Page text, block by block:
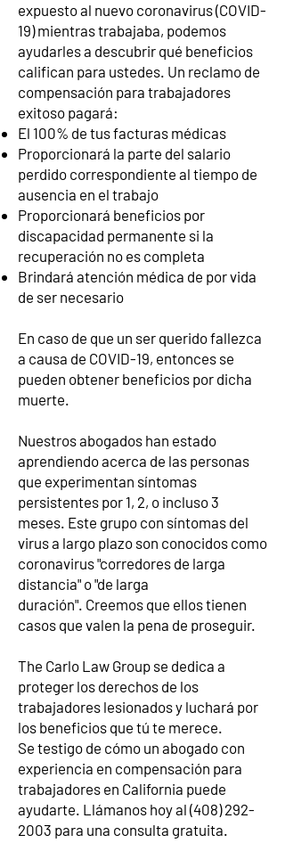
expuesto al nuevo coronavirus (COVID-
19) mientras trabajaba, podemos
ayudarles a descubrir qué beneficios
califican para ustedes. Un reclamo de
compensación para trabajadores
exitoso pagará:
El 100% de tus facturas médicas
Proporcionará la parte del salario
perdido correspondiente al tiempo de
ausencia en el trabajo
Proporcionará beneficios por
discapacidad permanente si la
recuperación no es completa
Brindará atención médica de por vida
de ser necesario
En caso de que un ser querido fallezca
a causa de COVID-19, entonces se
pueden obtener beneficios por dicha
muerte.
Nuestros abogados han estado
aprendiendo acerca de las personas
que experimentan síntomas
persistentes por 1, 2, o incluso 3
meses. Este grupo con síntomas del
virus a largo plazo son conocidos como
coronavirus "corredores de larga
distancia" o "de larga
duración". Creemos que ellos tienen
casos que valen la pena de proseguir.
The Carlo Law Group se dedica a
proteger los derechos de los
trabajadores lesionados y luchará por
los beneficios que tú te merece.
Se testigo de cómo un abogado con
experiencia en compensación para
trabajadores en California puede
ayudarte. Llámanos hoy al (408) 292-
2003 para una consulta gratuita.